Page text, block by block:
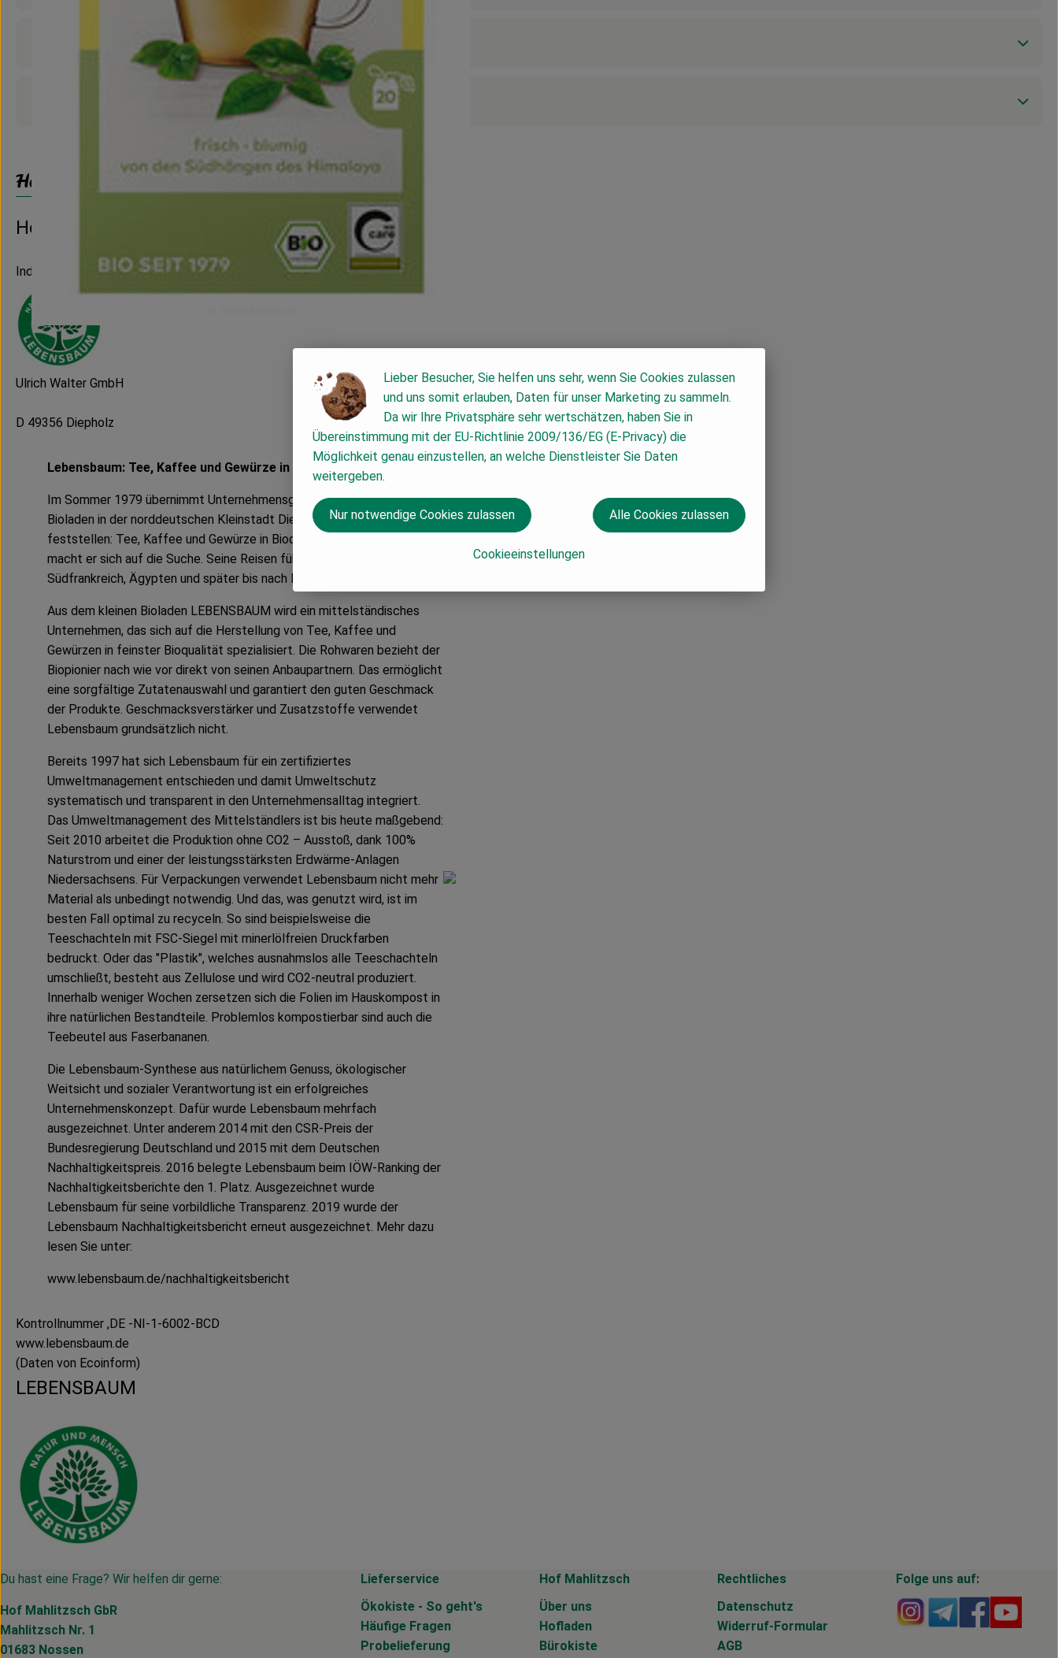
Herkunft
Hersteller: LEBENSBAUM
Indien
Ulrich Walter GmbH
D 49356 Diepholz
Lebensbaum: Tee, Kaffee und Gewürze in feinster Bioqualität
Im Sommer 1979 übernimmt Unternehmensgründer Ulrich Walter einen
Bioladen in der norddeutschen Kleinstadt Diepholz. Schnell muss er
feststellen: Tee, Kaffee und Gewürze in Bioqualität gibt es nicht. Also
macht er sich auf die Suche. Seine Reisen führen ihn nach
Südfrankreich, Ägypten und später bis nach Indien.
Aus dem kleinen Bioladen LEBENSBAUM wird ein mittelständisches
Unternehmen, das sich auf die Herstellung von Tee, Kaffee und
Gewürzen in feinster Bioqualität spezialisiert. Die Rohwaren bezieht der
Biopionier nach wie vor direkt von seinen Anbaupartnern. Das ermöglicht
eine sorgfältige Zutatenauswahl und garantiert den guten Geschmack
der Produkte. Geschmacksverstärker und Zusatzstoffe verwendet
Lebensbaum grundsätzlich nicht.
Bereits 1997 hat sich Lebensbaum für ein zertifiziertes
Umweltmanagement entschieden und damit Umweltschutz
systematisch und transparent in den Unternehmensalltag integriert.
Das Umweltmanagement des Mittelständlers ist bis heute maßgebend:
Seit 2010 arbeitet die Produktion ohne CO2 – Ausstoß, dank 100%
Naturstrom und einer der leistungsstärksten Erdwärme-Anlagen
Niedersachsens. Für Verpackungen verwendet Lebensbaum nicht mehr
Material als unbedingt notwendig. Und das, was genutzt wird, ist im
besten Fall optimal zu recyceln. So sind beispielsweise die
Teeschachteln mit FSC-Siegel mit minerlölfreien Druckfarben
bedruckt. Oder das "Plastik", welches ausnahmslos alle Teeschachteln
umschließt, besteht aus Zellulose und wird CO2-neutral produziert.
Innerhalb weniger Wochen zersetzen sich die Folien im Hauskompost in
ihre natürlichen Bestandteile. Problemlos kompostierbar sind auch die
Teebeutel aus Faserbananen.
Die Lebensbaum-Synthese aus natürlichem Genuss, ökologischer
Weitsicht und sozialer Verantwortung ist ein erfolgreiches
Unternehmenskonzept. Dafür wurde Lebensbaum mehrfach
ausgezeichnet. Unter anderem 2014 mit den CSR-Preis der
Bundesregierung Deutschland und 2015 mit dem Deutschen
Nachhaltigkeitspreis. 2016 belegte Lebensbaum beim IÖW-Ranking der
Nachhaltigkeitsberichte den 1. Platz. Ausgezeichnet wurde
Lebensbaum für seine vorbildliche Transparenz. 2019 wurde der
Lebensbaum Nachhaltigkeitsbericht erneut ausgezeichnet. Mehr dazu
lesen Sie unter:
www.lebensbaum.de/nachhaltigkeitsbericht
Kontrollnummer ,DE -NI-1-6002-BCD
www.lebensbaum.de
(Daten von Ecoinform)
LEBENSBAUM
Du hast eine Frage? Wir helfen dir gerne:
Hof Mahlitzsch GbR
Mahlitzsch Nr. 1
01683 Nossen
Lieferservice
Ökokiste - So geht's
Häufige Fragen
Probelieferung
Hof Mahlitzsch
Über uns
Hofladen
Bürokiste
Rechtliches
Datenschutz
Widerruf-Formular
AGB
Folge uns auf:
Externer Link zu
Externer Link
Externer
Lieber Besucher, Sie helfen uns sehr, wenn Sie Cookies zulassen
und uns somit erlauben, Daten für unser Marketing zu sammeln.
Da wir Ihre Privatsphäre sehr wertschätzen, haben Sie in
Übereinstimmung mit der EU-Richtlinie 2009/136/EG (E-Privacy) die
Möglichkeit genau einzustellen, an welche Dienstleister Sie Daten
weitergeben.
Cookieeinstellungen
Nur notwendige Cookies zulassen Alle Cookies zulassen